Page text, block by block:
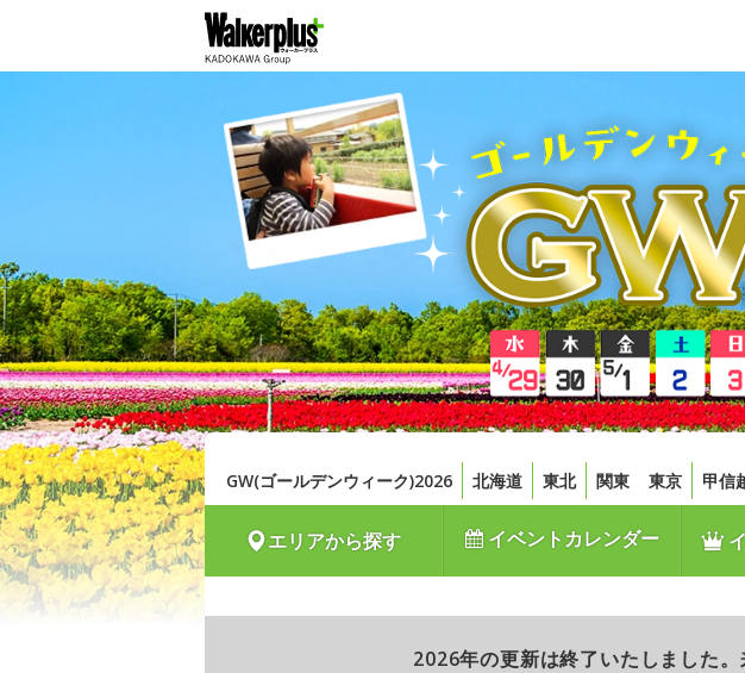
GW(ゴールデンウィーク)2026 北海道 東北 関東 東京 甲信
エリアから探す イベントカレンダー
2026年の更新は終了いたしました